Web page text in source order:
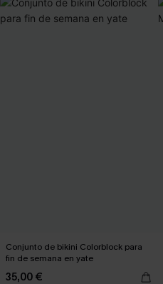
Conjunto de bikini Colorblock para
fin de semana en yate
35,00 €